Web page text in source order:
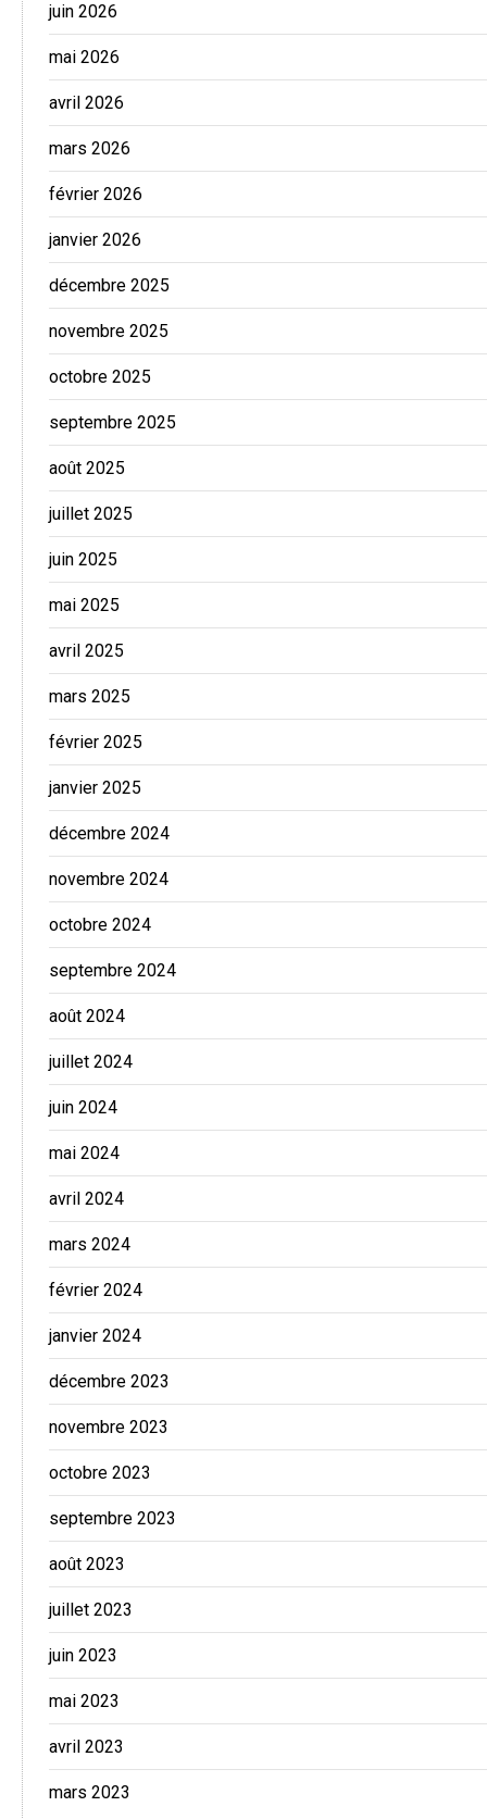
juin 2026
mai 2026
avril 2026
mars 2026
février 2026
janvier 2026
décembre 2025
novembre 2025
octobre 2025
septembre 2025
août 2025
juillet 2025
juin 2025
mai 2025
avril 2025
mars 2025
février 2025
janvier 2025
décembre 2024
novembre 2024
octobre 2024
septembre 2024
août 2024
juillet 2024
juin 2024
mai 2024
avril 2024
mars 2024
février 2024
janvier 2024
décembre 2023
novembre 2023
octobre 2023
septembre 2023
août 2023
juillet 2023
juin 2023
mai 2023
avril 2023
mars 2023